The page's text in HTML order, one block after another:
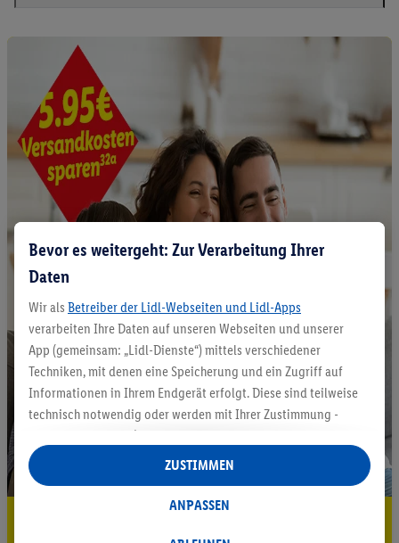
Bevor es weitergeht: Zur Verarbeitung Ihrer
Daten
Wir als Betreiber der Lidl-Webseiten und Lidl-Apps
verarbeiten Ihre Daten auf unseren Webseiten und unserer
App (gemeinsam: „Lidl-Dienste“) mittels verschiedener
Techniken, mit denen eine Speicherung und ein Zugriff auf
Informationen in Ihrem Endgerät erfolgt. Diese sind teilweise
technisch notwendig oder werden mit Ihrer Zustimmung -
auch durch Partner (u.a.
Verantwortliche; im Zusammenhang mit dem IAB TCF
insgesamt
Statistik-Erstellung oder für personalisierte Werbung
ANPASSEN
ZUSTIMMEN